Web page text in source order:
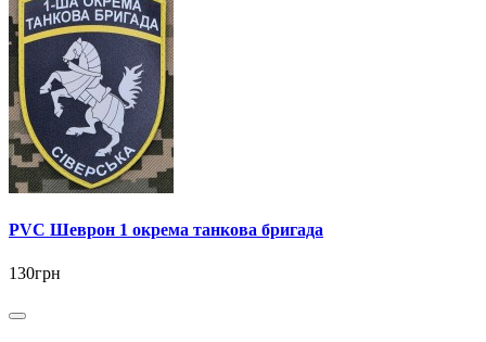
PVC Шеврон 1 окрема танкова бригада
130грн